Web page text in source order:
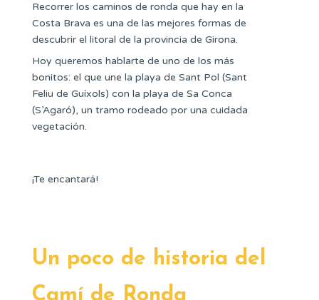
Recorrer los caminos de ronda que hay en la
Costa Brava es una de las mejores formas de
descubrir el litoral de la provincia de Girona.
Hoy queremos hablarte de uno de los más
bonitos: el que une la playa de Sant Pol (Sant
Feliu de Guíxols) con la playa de Sa Conca
(S’Agaró), un tramo rodeado por una cuidada
vegetación.
¡Te encantará!
Un poco de historia del
Camí de Ronda